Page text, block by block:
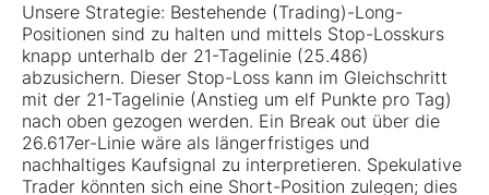
Unsere Strategie: Bestehende (Trading)-Long-
Positionen sind zu halten und mittels Stop-Losskurs
knapp unterhalb der 21-Tagelinie (25.486)
abzusichern. Dieser Stop-Loss kann im Gleichschritt
mit der 21-Tagelinie (Anstieg um elf Punkte pro Tag)
nach oben gezogen werden. Ein Break out über die
26.617er-Linie wäre als längerfristiges und
nachhaltiges Kaufsignal zu interpretieren. Spekulative
Trader könnten sich eine Short-Position zulegen; dies